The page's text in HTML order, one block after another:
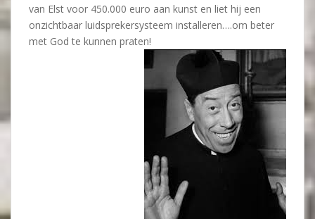
van Elst voor 450.000 euro aan kunst en liet hij een
onzichtbaar luidsprekersysteem installeren….om beter
met God te kunnen praten!